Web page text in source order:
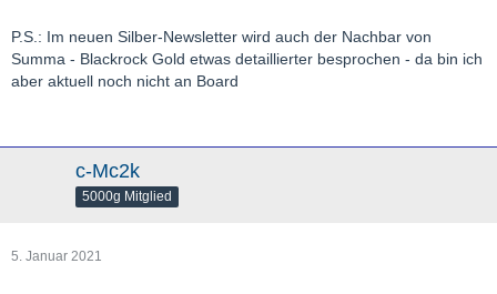
P.S.: Im neuen Silber-Newsletter wird auch der Nachbar von
Summa - Blackrock Gold etwas detaillierter besprochen - da bin ich
aber aktuell noch nicht an Board
c-Mc2k
5000g Mitglied
5. Januar 2021